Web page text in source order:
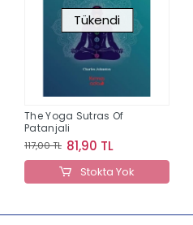
Tükendi
The Yoga Sutras Of
Patanjali
117,00 TL 81,90 TL
Stokta Yok